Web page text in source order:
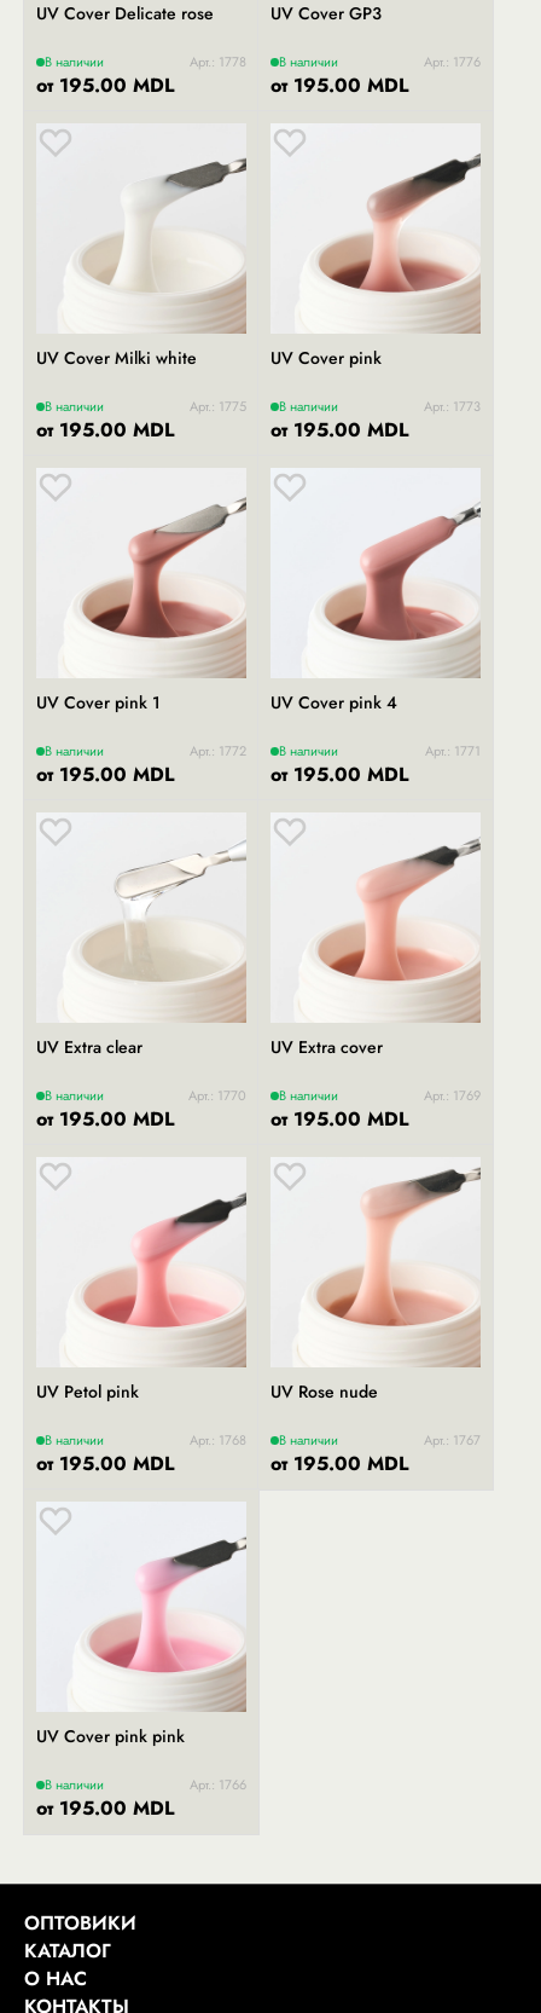
UV Cover Delicate rose
В наличии Арт.: 1778
от 195.00 MDL
UV Cover GP3
В наличии Арт.: 1776
от 195.00 MDL
UV Cover Milki white
В наличии Арт.: 1775
от 195.00 MDL
UV Cover pink
В наличии Арт.: 1773
от 195.00 MDL
UV Cover pink 1
В наличии Арт.: 1772
от 195.00 MDL
UV Cover pink 4
В наличии Арт.: 1771
от 195.00 MDL
UV Extra clear
В наличии Арт.: 1770
от 195.00 MDL
UV Extra cover
В наличии Арт.: 1769
от 195.00 MDL
UV Petol pink
В наличии Арт.: 1768
от 195.00 MDL
UV Rose nude
В наличии Арт.: 1767
от 195.00 MDL
UV Cover pink pink
В наличии Арт.: 1766
от 195.00 MDL
ОПТОВИКИ
КАТАЛОГ
О НАС
КОНТАКТЫ